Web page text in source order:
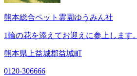
熊本総合ペット霊園ゆうみん社
1輪の花を添えてお迎えに参上します。
熊本県上益城郡益城町
0120-306666